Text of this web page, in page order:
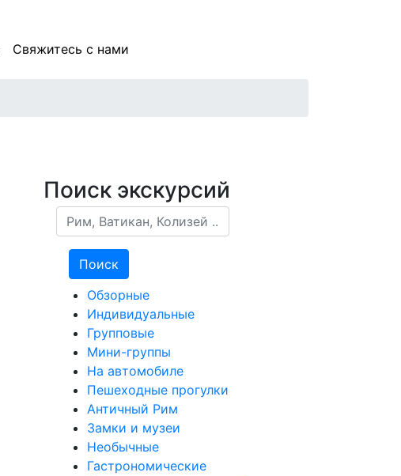
Свяжитесь с нами
Поиск экскурсий
Поиск
Поиск
Обзорные
Индивидуальные
Групповые
Мини-группы
На автомобиле
Пешеходные прогулки
Античный Рим
Замки и музеи
Необычные
Гастрономические